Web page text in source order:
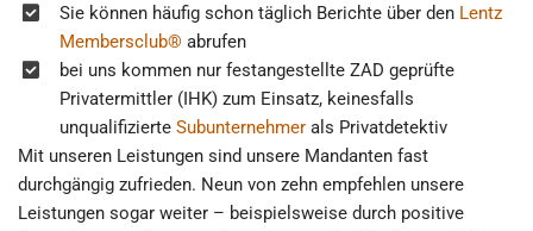
Sie können häufig schon täglich Berichte über den Lentz
Membersclub® abrufen
bei uns kommen nur festangestellte ZAD geprüfte
Privatermittler (IHK) zum Einsatz, keinesfalls
unqualifizierte Subunternehmer als Privatdetektiv
Mit unseren Leistungen sind unsere Mandanten fast
durchgängig zufrieden. Neun von zehn empfehlen unsere
Leistungen sogar weiter – beispielsweise durch positive